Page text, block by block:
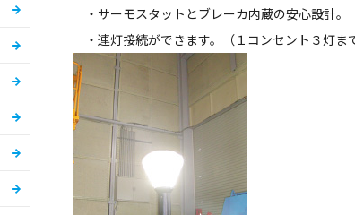
・サーモスタットとブレーカ内蔵の安心設計。
・連灯接続ができます。（１コンセント３灯まで